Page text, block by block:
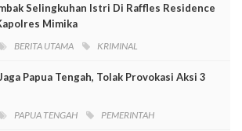
Selingkuhan Istri Di Raffles Residence
Mimika
BERITA UTAMA KRIMINAL
Papua Tengah, Tolak Provokasi Aksi 3
PAPUA TENGAH PEMERINTAH